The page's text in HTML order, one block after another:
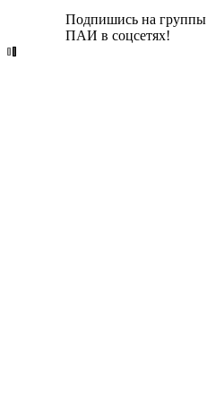
Подпишись на группы
ПАИ в соцсетях!